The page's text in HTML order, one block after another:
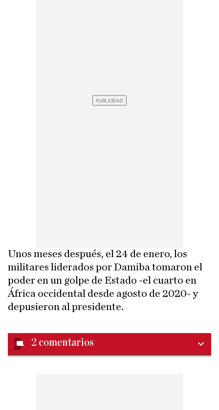
Unos meses después, el 24 de enero, los
militares liderados por Damiba tomaron el
poder en un golpe de Estado -el cuarto en
África occidental desde agosto de 2020- y
depusieron al presidente.
2 comentarios